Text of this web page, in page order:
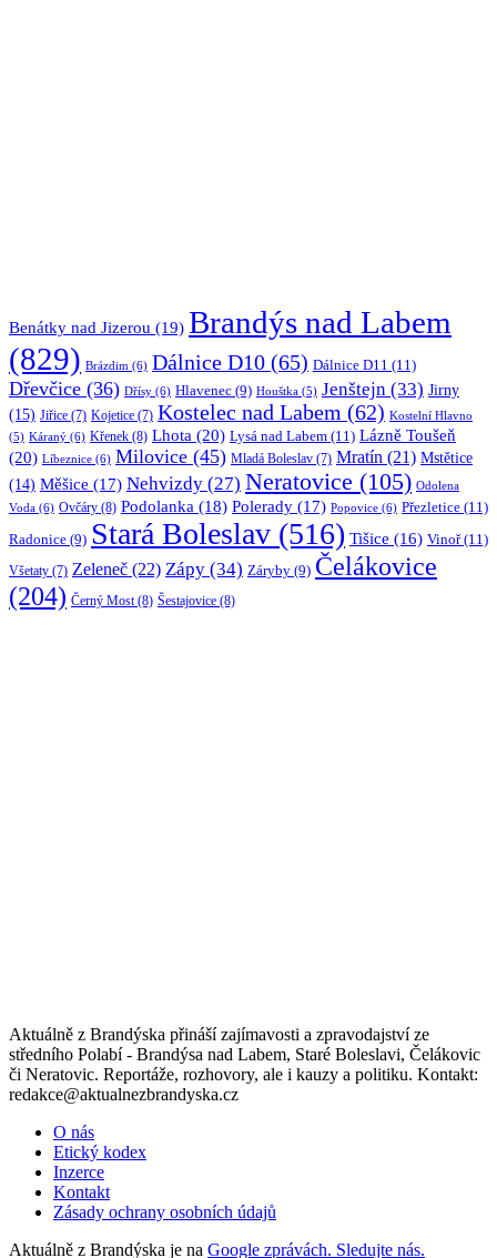
Benátky nad Jizerou (19) Brandýs nad Labem
(829) Brázdim (6) Dálnice D10 (65) Dálnice D11 (11)
Dřevčice (36) Dřísy (6) Hlavenec (9) Houštka (5) Jenštejn (33) Jirny
(15) Jiřice (7) Kojetice (7) Kostelec nad Labem (62) Kostelní Hlavno
(5) Káraný (6) Křenek (8) Lhota (20) Lysá nad Labem (11) Lázně Toušeň
(20) Líbeznice (6) Milovice (45) Mladá Boleslav (7) Mratín (21) Mstětice
(14) Měšice (17) Nehvizdy (27) Neratovice (105) Odolena
Voda (6) Ovčáry (8) Podolanka (18) Polerady (17) Popovice (6) Přezletice (11)
Radonice (9) Stará Boleslav (516) Tišice (16) Vinoř(11)
Všetaty (7) Zeleneč (22) Zápy (34) Záryby (9) Čelákovice
(204) Černý Most (8) Šestajovice (8)
Aktuálně z Brandýska přináší zajímavosti a zpravodajství ze
středního Polabí - Brandýsa nad Labem, Staré Boleslavi, Čelákovic
či Neratovic. Reportáže, rozhovory, ale i kauzy a politiku. Kontakt:
redakce@aktualnezbrandyska.cz
O nás
Etický kodex
Inzerce
Kontakt
Zásady ochrany osobních údajů
Aktuálně z Brandýska je na Google zprávách. Sledujte nás.